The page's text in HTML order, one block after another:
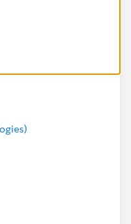
with the